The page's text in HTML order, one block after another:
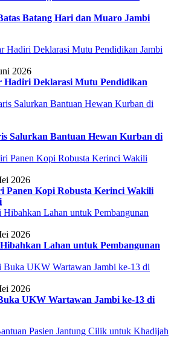
Batang Hari dan Muaro Jambi
2026
Hadiri Deklarasi Mutu Pendidikan
Salurkan Bantuan Hewan Kurban di
2026
Panen Kopi Robusta Kerinci Wakili
2026
Lahan untuk Pembangunan
2026
UKW Wartawan Jambi ke-13 di